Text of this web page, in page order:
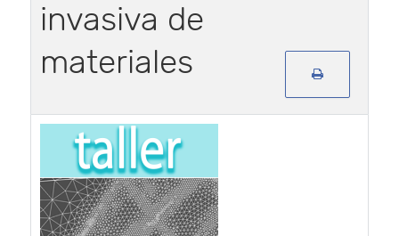
invasiva de
materiales